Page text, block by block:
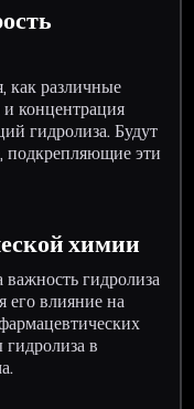
как различные
концентрация
гидролиза. Будут
подкрепляющие эти
химии
важность гидролиза
его влияние на
в